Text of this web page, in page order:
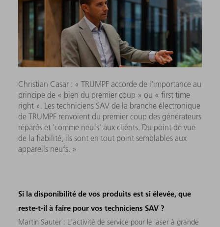
Christian Casar : « TRUMPF accorde de l'importance au
principe de « bien du premier coup » ou « first time
right ». Les techniciens SAV de la branche électronique
de TRUMPF renvoient du premier coup des générateurs
réparés et 'comme neufs' aux clients. Du point de vue
de la fiabilité, ils sont en tout point semblables aux
appareils neufs. »
Si la disponibilité de vos produits est si élevée, que
reste-t-il à faire pour vos techniciens SAV ?
Martin Sauter : L'activité de service pour le laser à grande